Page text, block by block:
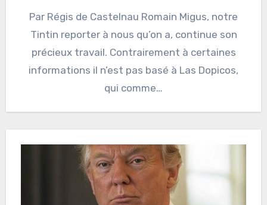
Par Régis de Castelnau Romain Migus, notre
Tintin reporter à nous qu’on a, continue son
précieux travail. Contrairement à certaines
informations il n’est pas basé à Las Dopicos,
qui comme…